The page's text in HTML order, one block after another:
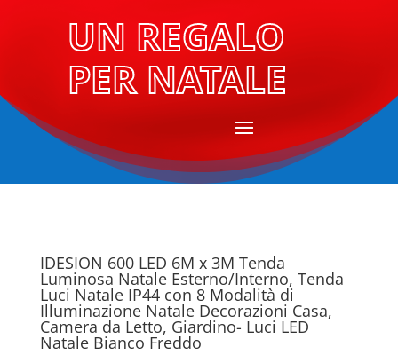
UN REGALO
PER NATALE
IDESION 600 LED 6M x 3M Tenda
Luminosa Natale Esterno/Interno, Tenda
Luci Natale IP44 con 8 Modalità di
Illuminazione Natale Decorazioni Casa,
Camera da Letto, Giardino- Luci LED
Natale Bianco Freddo